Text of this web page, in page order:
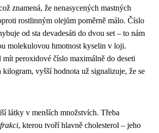
znamená, že nenasycených mastných
rostlinným olejům poměrně málo. Číslo
od sta devadesáti do dvou set – to nám
molekulovou hmotnost kyselin v loji.
peroxidové číslo maximálně do deseti
vyšší hodnota už signalizuje, že se
látky v menších množstvích. Třeba
, kterou tvoří hlavně cholesterol – jeho